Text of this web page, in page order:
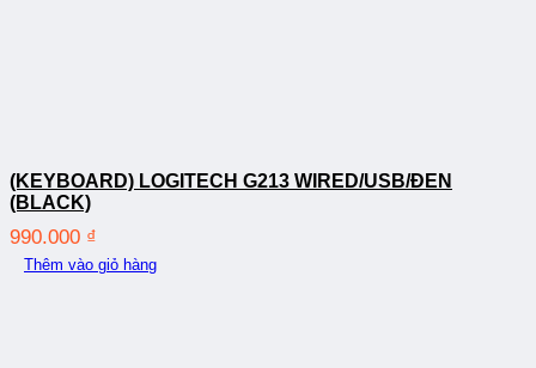
(KEYBOARD) LOGITECH G213 WIRED/USB/ĐEN
(BLACK)
990.000 ₫
Thêm vào giỏ hàng